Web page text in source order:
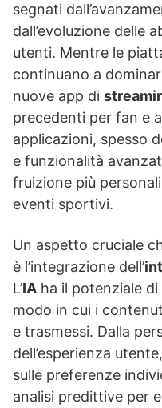
segnati
dall’evoluzione delle
utenti. Mentre le
continuano a
nuove app di
precedenti per fan e
applicazioni, spesso
e funzionalità
fruizione più
eventi sportivi.
Un aspetto cruciale
è l’integrazione dell’
L’IA ha il potenziale
modo in cui i
e trasmessi. Dalla
dell’esperienza
sulle preferenze
analisi predittive per